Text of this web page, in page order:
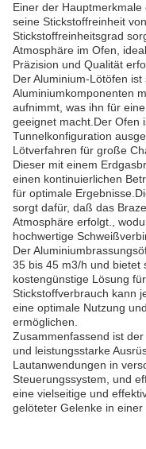
Einer der
seine Stickstoffreinheit
Stickstoffreinheitsgrad
Atmosphäre im Ofen,
Präzision und Qualität
Der Aluminium-Lötöfen
Aluminiumkomponenten
aufnimmt, was ihn für
geeignet macht.Der Ofen
Tunnelkonfiguration
Lötverfahren für große
Dieser mit einem
einen kontinuierlichen
für optimale
sorgt dafür, daß das
Atmosphäre erfolgt.,
hochwertige
Der
35 bis 45 m3/h und bietet
kostengünstige Lösung
Stickstoffverbrauch kann
eine optimale Nutzung
ermöglichen.
Zusammenfassend ist
und leistungsstarke
Lautanwendungen in
Steuerungssystem, und
eine vielseitige und
gelöteter Gelenke in einer